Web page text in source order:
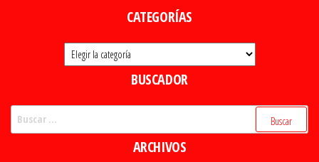
CATEGORÍAS
Categorías
BUSCADOR
ARCHIVOS